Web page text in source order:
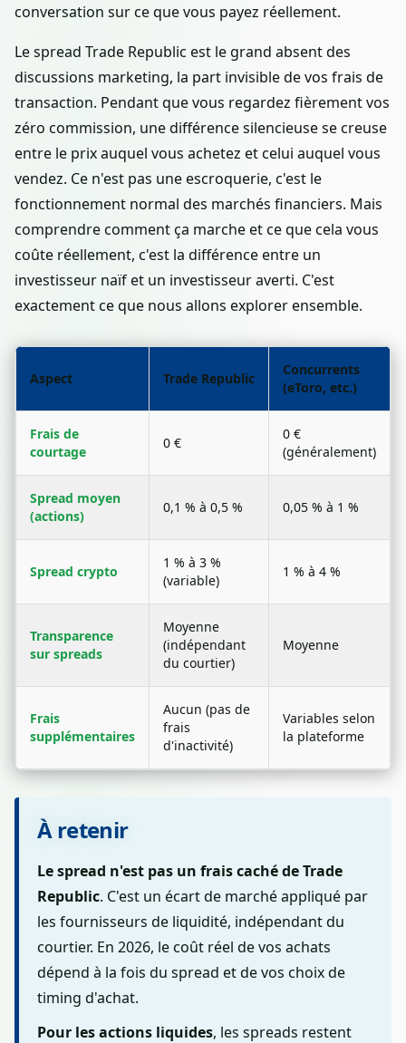
conversation sur ce que vous payez réellement.
Le spread Trade Republic est le grand absent des
discussions marketing, la part invisible de vos frais de
transaction. Pendant que vous regardez fièrement vos
zéro commission, une différence silencieuse se creuse
entre le prix auquel vous achetez et celui auquel vous
vendez. Ce n'est pas une escroquerie, c'est le
fonctionnement normal des marchés financiers. Mais
comprendre comment ça marche et ce que cela vous
coûte réellement, c'est la différence entre un
investisseur naïf et un investisseur averti. C'est
exactement ce que nous allons explorer ensemble.
Aspect Trade Republic
Concurrents
(eToro, etc.)
Frais de
courtage
0 €
0 €
(généralement)
Spread moyen
(actions)
0,1 % à 0,5 % 0,05 % à 1 %
Spread crypto
1 % à 3 %
(variable)
1 % à 4 %
Transparence
sur spreads
Moyenne
(indépendant
du courtier)
Moyenne
Frais
supplémentaires
Aucun (pas de
frais
d'inactivité)
Variables selon
la plateforme
À retenir
Le spread n'est pas un frais caché de Trade
Republic. C'est un écart de marché appliqué par
les fournisseurs de liquidité, indépendant du
courtier. En 2026, le coût réel de vos achats
dépend à la fois du spread et de vos choix de
timing d'achat.
Pour les actions liquides, les spreads restent